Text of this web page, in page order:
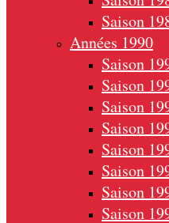
Saison
Années 1990
Saison
Saison
Saison
Saison
Saison
Saison
Saison
Saison